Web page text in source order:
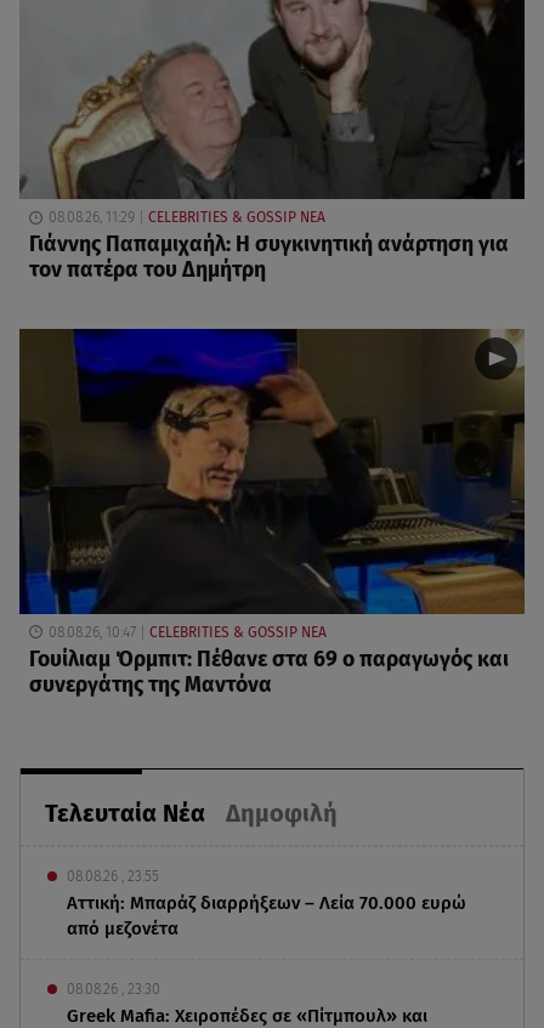
Τελευταία Νέα Δημοφιλή
08.08.26 , 23:55
Αττική: Μπαράζ διαρρήξεων – Λεία 70.000 ευρώ
από μεζονέτα
08.08.26 , 23:30
Greek Mafia: Χειροπέδες σε «Πίτμπουλ» και
08.08.26, 11:29 CELEBRITIES & GOSSIP ΝΕΑ
Γιάννης Παπαμιχαήλ: Η συγκινητική ανάρτηση για
τον πατέρα του Δημήτρη
08.08.26, 10:47 CELEBRITIES & GOSSIP ΝΕΑ
Γουίλιαμ Όρμπιτ: Πέθανε στα 69 ο παραγωγός και
συνεργάτης της Μαντόνα